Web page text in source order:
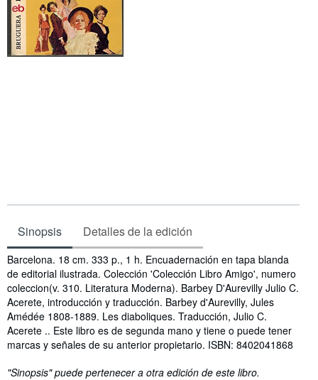
Sinopsis Detalles de la edición
Sinopsis
Barcelona. 18 cm. 333 p., 1 h. Encuadernación en tapa blanda
de editorial ilustrada. Colección 'Colección Libro Amigo', numero
coleccion(v. 310. Literatura Moderna). Barbey D'Aurevilly Julio C.
Acerete, introducción y traducción. Barbey d'Aurevilly, Jules
Amédée 1808-1889. Les diaboliques. Traducción, Julio C.
Acerete .. Este libro es de segunda mano y tiene o puede tener
marcas y señales de su anterior propietario. ISBN: 8402041868
"Sinopsis" puede pertenecer a otra edición de este libro.